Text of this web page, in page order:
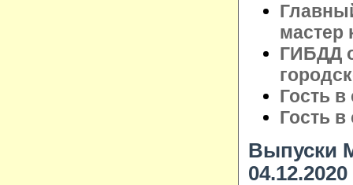
мастер
ГИБДД
Гость
Гость
Выпуски
04.12.2020